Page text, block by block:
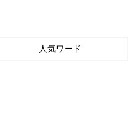
人気ワード